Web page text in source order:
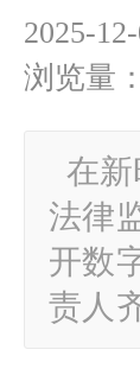
2025-
浏览量
在
法律
开数
责人